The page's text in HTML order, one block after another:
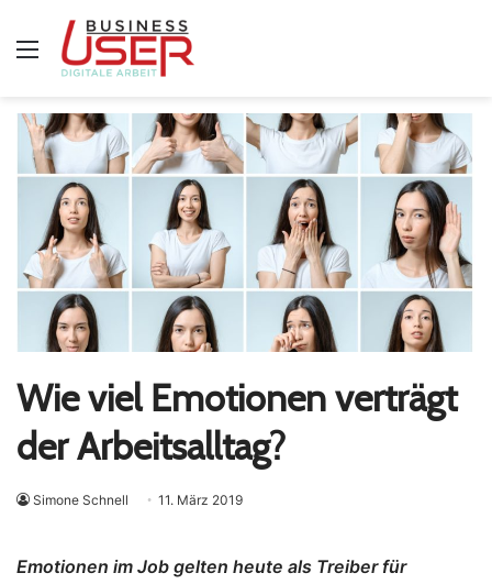
Menü
Wie viel Emotionen verträgt
der Arbeitsalltag?
Simone Schnell 11. März 2019
Emotionen im Job gelten heute als Treiber für